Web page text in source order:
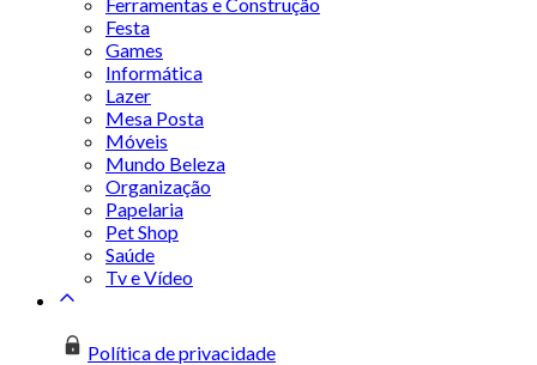
Festa
Games
Informática
Lazer
Mesa Posta
Móveis
Mundo Beleza
Organização
Papelaria
Pet Shop
Saúde
Tv e Vídeo
Política de privacidade